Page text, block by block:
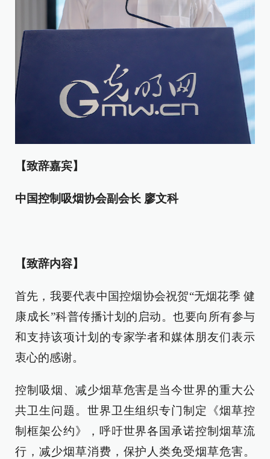
【致辞嘉宾】
中国控制吸烟协会副会长 廖文科
【致辞内容】
首先，我要代表中国控烟协会祝贺“无烟花季 健
康成长”科普传播计划的启动。也要向所有参与
和支持该项计划的专家学者和媒体朋友们表示
衷心的感谢。
控制吸烟、减少烟草危害是当今世界的重大公
共卫生问题。世界卫生组织专门制定《烟草控
制框架公约》，呼吁世界各国承诺控制烟草流
行，减少烟草消费，保护人类免受烟草危害。